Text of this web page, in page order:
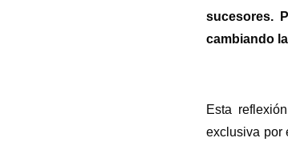
sucesores.
cambiando
Esta
exclusiva por